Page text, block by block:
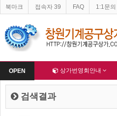
OPEN
북마크 접속자 39 FAQ 1:1문의
이버 등록완료 - 알림 한국종합산
Home 상가번영회안내
검색결과